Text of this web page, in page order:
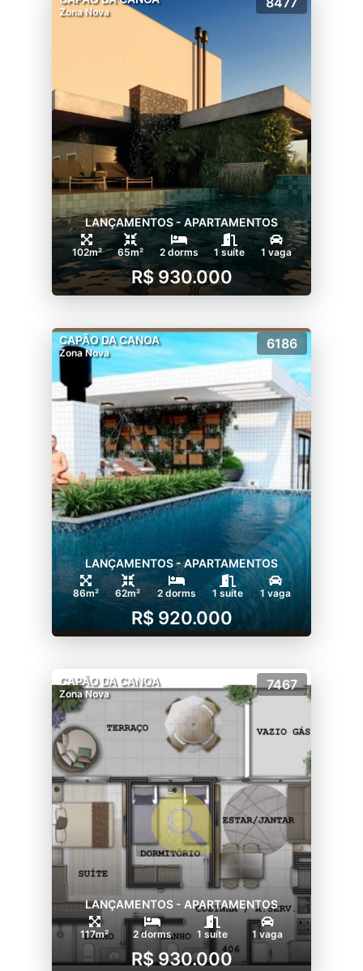
Zona Nova
LANÇAMENTOS - APARTAMENTOS
102m² 65m² 2 dorms 1 suíte 1 vaga
R$ 930.000
CAPÃO DA CANOA
Zona Nova
6186
LANÇAMENTOS - APARTAMENTOS
86m² 62m² 2 dorms 1 suíte 1 vaga
R$ 920.000
CAPÃO DA CANOA
Zona Nova
7467
LANÇAMENTOS - APARTAMENTOS
117m² 2 dorms 1 suíte 1 vaga
R$ 930.000